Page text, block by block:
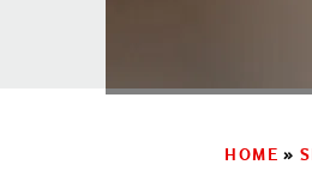
HOME »